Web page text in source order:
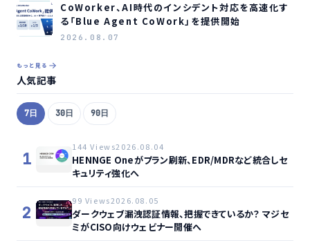
CoWorker、AI時代のインシデント対応を高速化す
る「Blue Agent CoWork」を提供開始
2026.08.07
もっと見る
人気記事
7日 30日 90日
1
144 Views2026.08.04
HENNGE Oneがプラン刷新、EDR/MDRなど統合しセ
キュリティ強化へ
2
99 Views2026.08.05
ダークウェブ漏洩認証情報、把握できているか？ マジセ
ミがCISO向けウェビナー開催へ